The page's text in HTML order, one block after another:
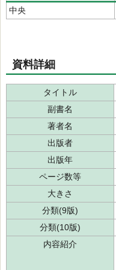
中央
資料詳細
タイトル
副書名
著者名
出版者
出版年
ページ数等
大きさ
分類(9版)
分類(10版)
内容紹介